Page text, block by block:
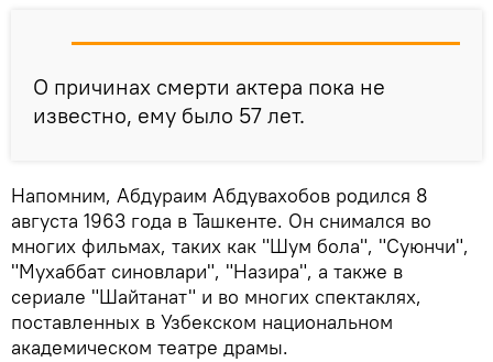
О причинах смерти актера пока не
известно, ему было 57 лет.
Напомним, Абдураим Абдувахобов родился 8
августа 1963 года в Ташкенте. Он снимался во
многих фильмах, таких как "Шум бола", "Суюнчи",
"Мухаббат синовлари", "Назира", а также в
сериале "Шайтанат" и во многих спектаклях,
поставленных в Узбекском национальном
академическом театре драмы.